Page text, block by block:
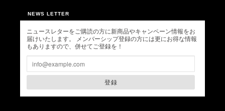
NEWS LETTER
ニュースレターをご購読の方に新商品やキャンペーン情報をお
届けいたします。 メンバーシップ登録の方には更にお得な情報
もありますので、併せてご登録を！
登録